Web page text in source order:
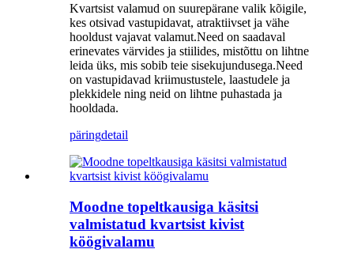
Kvartsist valamud on suurepärane valik kõigile,
kes otsivad vastupidavat, atraktiivset ja vähe
hooldust vajavat valamut.Need on saadaval
erinevates värvides ja stiilides, mistõttu on lihtne
leida üks, mis sobib teie sisekujundusega.Need
on vastupidavad kriimustustele, laastudele ja
plekkidele ning neid on lihtne puhastada ja
hooldada.
päringdetail
Moodne topeltkausiga käsitsi
valmistatud kvartsist kivist
köögivalamu